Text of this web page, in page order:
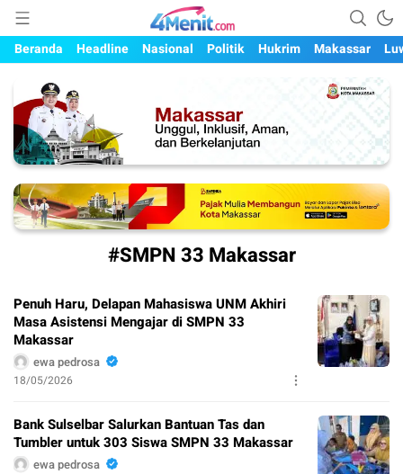
4menit.com
Mengungkap Kisah, Setiap Hari
Beranda
Headline Nasional Politik Hukrim Makassar
#SMPN 33 Makassar
Penuh Haru, Delapan Mahasiswa UNM Akhiri
Masa Asistensi Mengajar di SMPN 33
Makassar
ewa pedrosa
18/05/2026
Bank Sulselbar Salurkan Bantuan Tas dan
Tumbler untuk 303 Siswa SMPN 33 Makassar
ewa pedrosa